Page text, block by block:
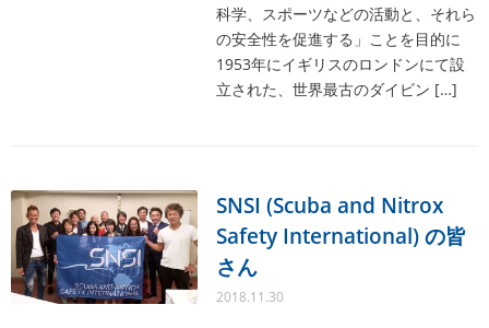
科学、スポーツなどの活動と、それら
の安全性を促進する」ことを目的に
1953年にイギリスのロンドンにて設
立された、世界最古のダイビン […]
SNSI (Scuba and Nitrox
Safety International) の皆
さん
2018.11.30